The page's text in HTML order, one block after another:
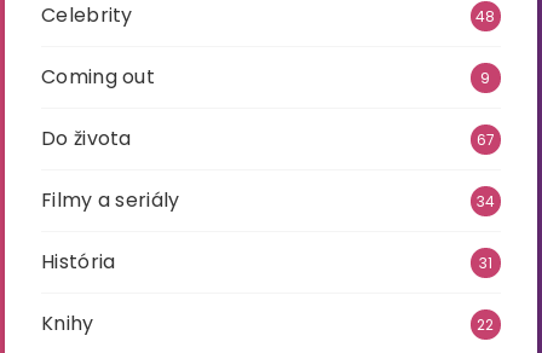
Celebrity 48
Coming out 9
Do života 67
Filmy a seriály 34
História 31
Knihy 22